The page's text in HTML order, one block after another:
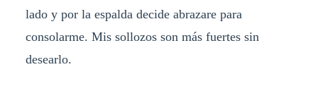
lado y por la espalda decide abrazare para
consolarme. Mis sollozos son más fuertes sin
desearlo.